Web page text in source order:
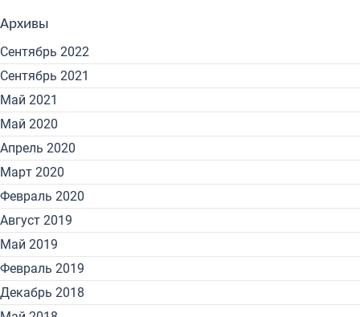
Архивы
Сентябрь 2022
Сентябрь 2021
Май 2021
Май 2020
Апрель 2020
Март 2020
Февраль 2020
Август 2019
Май 2019
Февраль 2019
Декабрь 2018